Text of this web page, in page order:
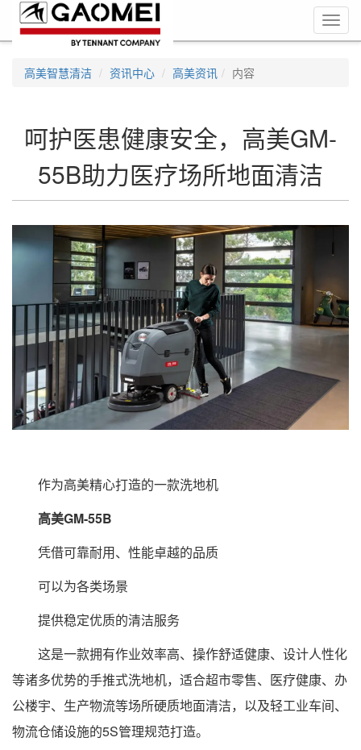
高美智慧清洁 资讯中心 高美资讯 内容
呵护医患健康安全，高美GM-
55B助力医疗场所地面清洁
作为高美精心打造的一款洗地机
高美GM-55B
凭借可靠耐用、性能卓越的品质
可以为各类场景
提供稳定优质的清洁服务
这是一款拥有作业效率高、操作舒适健康、设计人性化
等诸多优势的手推式洗地机，适合超市零售、医疗健康、办
公楼宇、生产物流等场所硬质地面清洁，以及轻工业车间、
物流仓储设施的5S管理规范打造。